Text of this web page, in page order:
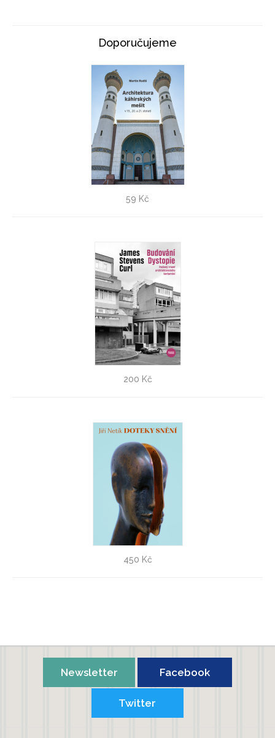
Doporučujeme
Architektura káhirských mešit - VÝPRODEJ!
59 Kč
Budování Dystopie - VÝPRODEJ!
200 Kč
Jiří Netík: Doteky snění - VÝPRODEJ!
450 Kč
Newsletter Facebook
Twitter